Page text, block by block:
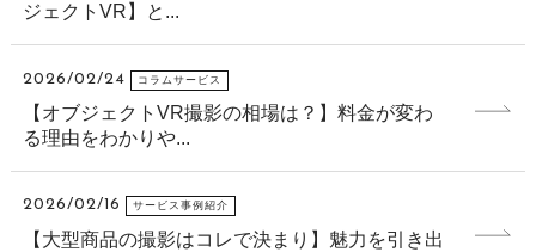
ジェクトVR】と...
2026/02/24 コラムサービス
【オブジェクトVR撮影の相場は？】料金が変わ
る理由をわかりや...
2026/02/16 サービス事例紹介
【大型商品の撮影はコレで決まり】魅力を引き出